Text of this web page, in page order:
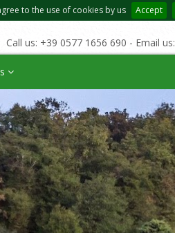
to the use of cookies by us Accept
Call us: +39 0577 1656 690 - Email us: